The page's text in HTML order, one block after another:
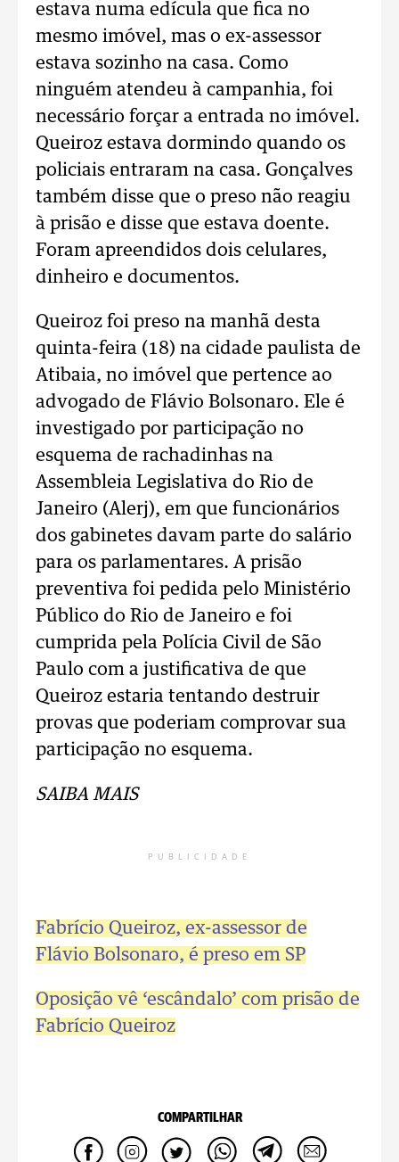
estava numa edícula que fica no
mesmo imóvel, mas o ex-assessor
estava sozinho na casa. Como
ninguém atendeu à campanhia, foi
necessário forçar a entrada no imóvel.
Queiroz estava dormindo quando os
policiais entraram na casa. Gonçalves
também disse que o preso não reagiu
à prisão e disse que estava doente.
Foram apreendidos dois celulares,
dinheiro e documentos.
Queiroz foi preso na manhã desta
quinta-feira (18) na cidade paulista de
Atibaia, no imóvel que pertence ao
advogado de Flávio Bolsonaro. Ele é
investigado por participação no
esquema de rachadinhas na
Assembleia Legislativa do Rio de
Janeiro (Alerj), em que funcionários
dos gabinetes davam parte do salário
para os parlamentares. A prisão
preventiva foi pedida pelo Ministério
Público do Rio de Janeiro e foi
cumprida pela Polícia Civil de São
Paulo com a justificativa de que
Queiroz estaria tentando destruir
provas que poderiam comprovar sua
participação no esquema.
SAIBA MAIS
PUBLICIDADE
Fabrício Queiroz, ex-assessor de
Flávio Bolsonaro, é preso em SP
Oposição vê ‘escândalo’ com prisão de
Fabrício Queiroz
COMPARTILHAR